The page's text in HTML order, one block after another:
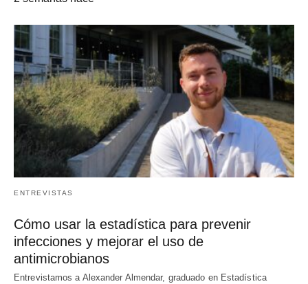
ENTREVISTAS
Cómo usar la estadística para prevenir
infecciones y mejorar el uso de
antimicrobianos
Entrevistamos a Alexander Almendar, graduado en Estadística